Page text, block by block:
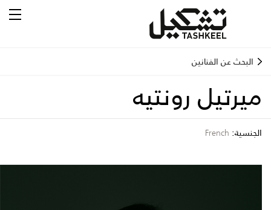
البحث عن الفنانين
ميرتيل رونتيه
الجنسية: French